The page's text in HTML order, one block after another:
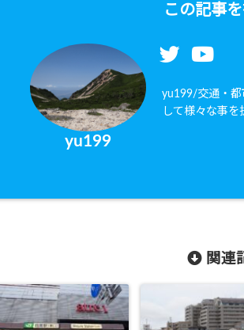
この記事
yu199
yu199/交通・都
して様々な事を
関連